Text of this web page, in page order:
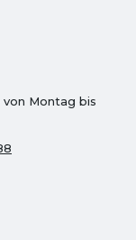
Montag bis